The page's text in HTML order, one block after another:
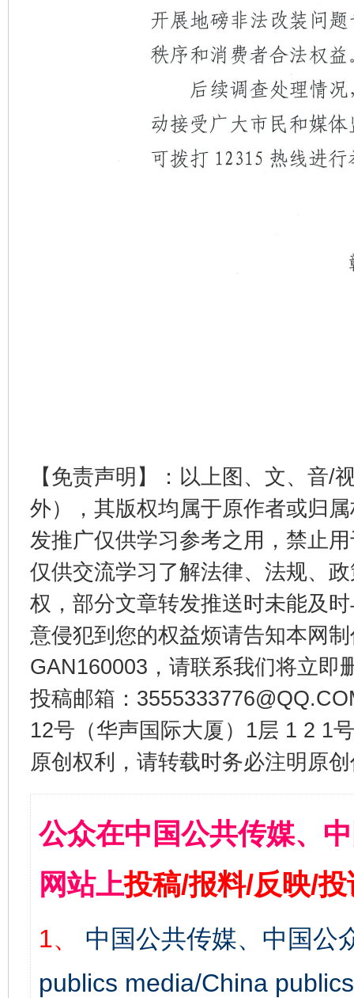
【免责声明】：以上图、文、音/
外），其版权均属于原作者或归
发推广仅供学习参考之用，禁止
仅供交流学习了解法律、法规、
权，部分文章转发推送时未能及
意侵犯到您的权益烦请告知本网
GAN160003，请联系我们将立即
投稿邮箱：
12号（华声国际大厦）1层 1 2 1
原创权利，请转载时务必注明原
公众在中国公共传媒、
网站上投稿/报料/反映/
1、
中国公共传媒、中国公
publics media/China